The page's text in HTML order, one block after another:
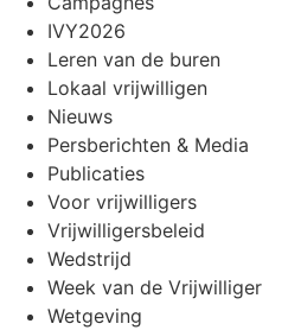
IVY2026
Leren van de buren
Lokaal vrijwilligen
Nieuws
Persberichten & Media
Publicaties
Voor vrijwilligers
Vrijwilligersbeleid
Wedstrijd
Week van de Vrijwilliger
Wetgeving